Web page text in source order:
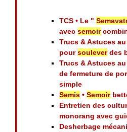
TCS • Le "
avecsemoir
Trucs & Astuces
poursouleverdes
Trucs & Astuces
de fermeture de
simple
Semis •Semoir
Entretien des
monorang avec
Desherbage